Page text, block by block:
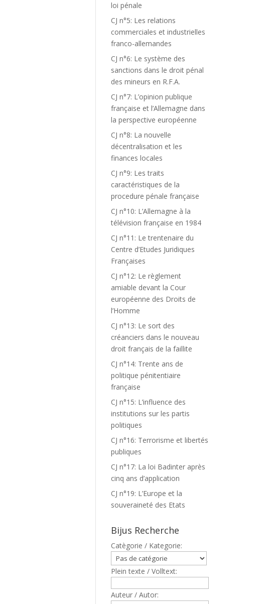
loi pénale
CJ n°5: Les relations
commerciales et industrielles
franco-allemandes
CJ n°6: Le système des
sanctions dans le droit pénal
des mineurs en R.F.A.
CJ n°7: L’opinion publique
française et l’Allemagne dans
la perspective européenne
CJ n°8: La nouvelle
décentralisation et les
finances locales
CJ n°9: Les traits
caractéristiques de la
procedure pénale française
CJ n°10: L’Allemagne à la
télévision française en 1984
CJ n°11: Le trentenaire du
Centre d’Etudes Juridiques
Françaises
CJ n°12: Le règlement
amiable devant la Cour
européenne des Droits de
l’Homme
CJ n°13: Le sort des
créanciers dans le nouveau
droit français de la faillite
CJ n°14: Trente ans de
politique pénitentiaire
française
CJ n°15: L’influence des
institutions sur les partis
politiques
CJ n°16: Terrorisme et libertés
publiques
CJ n°17: La loi Badinter après
cinq ans d’application
CJ n°19: L’Europe et la
souveraineté des Etats
Bijus Recherche
Catègorie / Kategorie:
Plein texte / Volltext:
Auteur / Autor: